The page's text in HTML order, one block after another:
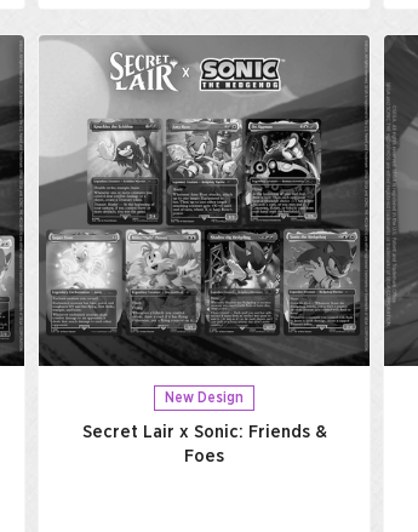
New Design
Secret Lair x Sonic: Friends &
Foes